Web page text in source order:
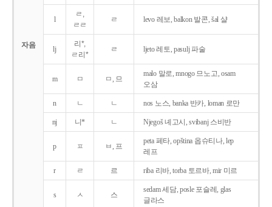
자음
l
ㄹ,
ㄹㄹ
ㄹ levo 레보, balkon 발콘, šal 샬
lj
리*,
ㄹ리*
ㄹ ljeto 레토, pasulj 파술
m ㅁ ㅁ, 므
malo 말로, mnogo 므노고, osam
오삼
n ㄴ ㄴ nos 노스, banka 반카, loman 로만
nj 니* ㄴ Njegoš 녜고시, svibanj 스비반
p ㅍ ㅂ, 프
peta 페타, opština 옵슈티나, lep
레프
r ㄹ 르 riba 리바, torba 토르바, mir 미르
s ㅅ 스
sedam 세담, posle 포슬레, glas
글라스